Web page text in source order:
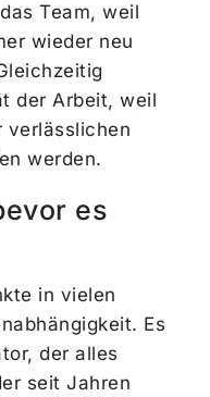
Team, weil
wieder neu
der Arbeit, weil
verlässlichen
werden.
es
in vielen
Es
der alles
seit Jahren